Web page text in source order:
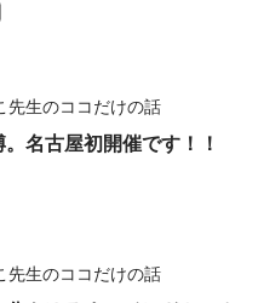
先生のココだけの話
名古屋初開催です！！
先生のココだけの話